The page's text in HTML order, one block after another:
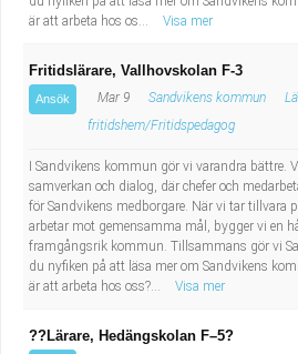
är att arbeta hos os...
Visa mer
Fritidslärare, Vallhovskolan F-3
Ansök Mar 9 Sandvikens kommun
fritidshem/Fritidspedagog
I Sandvikens kommun gör vi varandra bättre.
samverkan och dialog, där chefer och
för Sandvikens medborgare. När vi tar tillvara
arbetar mot gemensamma mål, bygger vi en
framgångsrik kommun. Tillsammans gör vi
du nyfiken på att läsa mer om Sandvikens
är att arbeta hos oss?...
Visa mer
??Lärare, Hedängskolan F–5?